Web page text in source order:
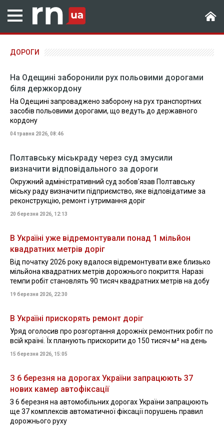
ДОРОГИ
На Одещині заборонили рух польовими дорогами
біля держкордону
На Одещині запроваджено заборону на рух транспортних
засобів польовими дорогами, що ведуть до державного
кордону
04 травня 2026, 08:46
Полтавську міськраду через суд змусили
визначити відповідального за дороги
Окружний адміністративний суд зобов'язав Полтавську
міську раду визначити підприємство, яке відповідатиме за
реконструкцію, ремонт і утримання доріг
20 березня 2026, 12:13
В Україні уже відремонтували понад 1 мільйон
квадратних метрів доріг
Від початку 2026 року вдалося відремонтувати вже близько
мільйона квадратних метрів дорожнього покриття. Наразі
темпи робіт становлять 90 тисяч квадратних метрів на добу
19 березня 2026, 22:30
В Україні прискорять ремонт доріг
Уряд оголосив про розгортання дорожніх ремонтних робіт по
всій країні. Їх планують прискорити до 150 тисяч м² на день
15 березня 2026, 15:05
З 6 березня на дорогах України запрацюють 37
нових камер автофіксації
З 6 березня на автомобільних дорогах України запрацюють
ще 37 комплексів автоматичної фіксації порушень правил
дорожнього руху